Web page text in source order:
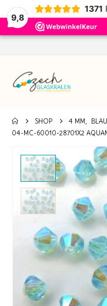
9,8
1371
SHOP 4 MM,
04-MC-60010-28701X2